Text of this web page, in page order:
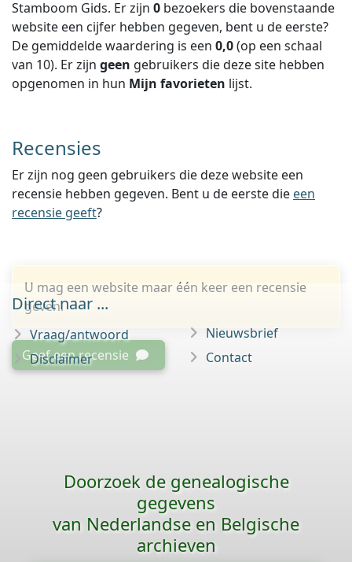
Stamboom Gids. Er zijn 0 bezoekers die bovenstaande
website een cijfer hebben gegeven, bent u de eerste?
De gemiddelde waardering is een 0,0(op een schaal
van 10). Er zijn geen gebruikers die deze site hebben
opgenomen in hun Mijn favorieten lijst.
Recensies
Er zijn nog geen gebruikers die deze website een
recensie hebben gegeven. Bent u de eerste die een
recensie geeft?
U mag een website maar één keer een recensie
geven.
Geef een recensie
Direct naar ...
Vraag/antwoord
Disclaimer
Nieuwsbrief
Contact
Doorzoek de genealogische
gegevens
van Nederlandse en Belgische
archieven